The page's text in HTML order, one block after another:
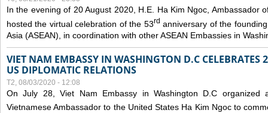
In the evening of 20 August 2020, H.E. Ha Kim Ngoc, Ambassador
hosted the virtual celebration of the 53rd anniversary of the
Asia (ASEAN), in coordination with other ASEAN Embassies in
VIET NAM EMBASSY IN WASHINGTON D.C CELEBRATES
US DIPLOMATIC RELATIONS
T2, 08/03/2020 - 12:08
On July 28, Viet Nam Embassy in Washington D.C organized
Vietnamese Ambassador to the United States Ha Kim Ngoc to